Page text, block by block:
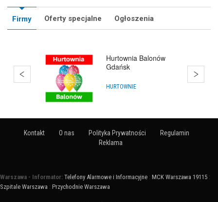
Firmy Oferty specjalne Ogłoszenia
Hurtownia Balonów
Gdańsk
HURTOWNIE
Kontakt O nas Polityka Prywatności
Regulamin
Reklama
Warszawa - Informator: Telefony Alarmowe i Informacyjne : MCK Warszawa 19115 :
Szpitale Warszawa : Przychodnie Warszawa